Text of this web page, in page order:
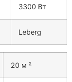
3300 Вт
Leberg
20 м ²